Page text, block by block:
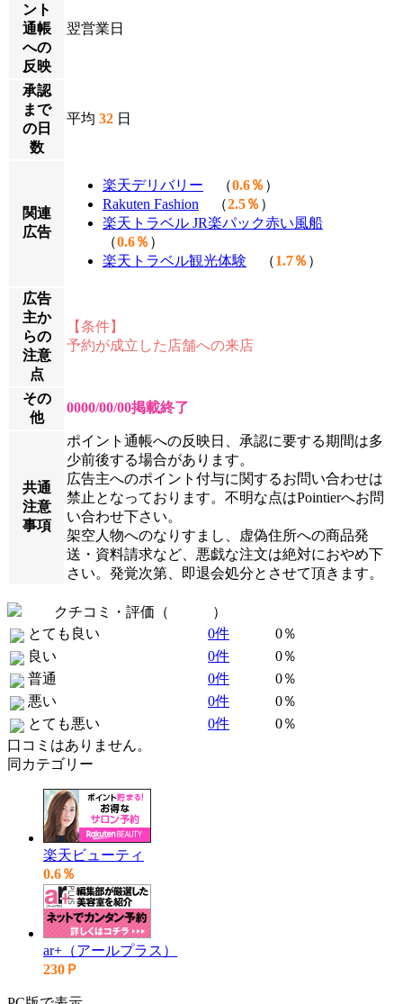
ント
通帳
への
反映
翌営業日
承認
まで
の日
数
平均 32 日
関連
広告
楽天デリバリー （0.6％ ）
Rakuten Fashion （2.5％ ）
楽天トラベル JR楽パック赤い風船
（0.6％ ）
楽天トラベル観光体験 （1.7％ ）
広告
主か
らの
注意
点
【条件】
予約が成立した店舗への来店
その
他
0000/00/00掲載終了
共通
注意
事項
ポイント通帳への反映日、承認に要する期間は多
少前後する場合があります。
広告主へのポイント付与に関するお問い合わせは
禁止となっております。不明な点はPointierへお問
い合わせ下さい。
架空人物へのなりすまし、虚偽住所への商品発
送・資料請求など、悪戯な注文は絶対におやめ下
さい。発覚次第、即退会処分とさせて頂きます。
クチコミ・評価（
）
とても良い
0件
0％
良い
0件
0％
普通
0件
0％
悪い
0件
0％
とても悪い
0件
0％
口コミはありません。
同カテゴリー
楽天ビューティ
0.6％
ar+（アールプラス）
230Ｐ